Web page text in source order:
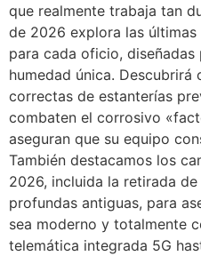
que realmente trabaja tan
de 2026 explora las
para cada oficio, diseñadas
humedad única. Descubrirá
correctas de estanterías
combaten el corrosivo
aseguran que su equipo
También destacamos los
2026, incluida la retirada
profundas antiguas, para
sea moderno y totalmente
telemática integrada 5G